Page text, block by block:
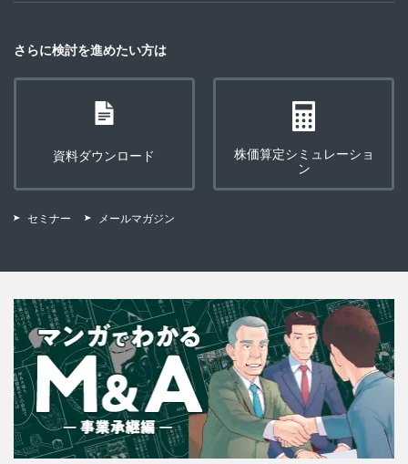
さらに検討を進めたい方は
資料ダウンロード
株価算定シミュレーショ
ン
セミナー メールマガジン